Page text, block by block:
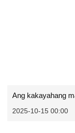
2025-10-15 00:00